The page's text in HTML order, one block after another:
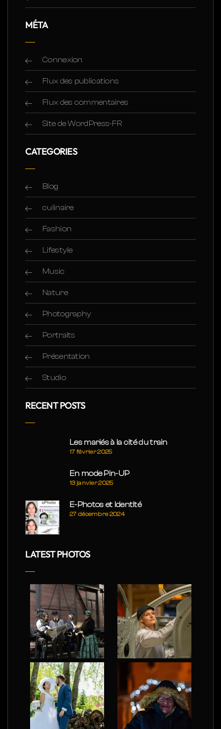
MÉTA
Connexion
Flux des publications
Flux des commentaires
Site de WordPress-FR
CATEGORIES
Blog
culinaire
Fashion
Lifestyle
Music
Nature
Photography
Portraits
Présentation
Studio
RECENT POSTS
Les mariés à la cité du train
17 février 2025
En mode Pin-UP
13 janvier 2025
E-Photos et Identité
27 décembre 2024
LATEST PHOTOS